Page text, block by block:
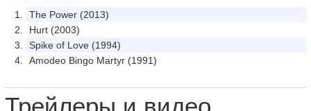
The Power (2013)
Hurt (2003)
Spike of Love (1994)
Amodeo Bingo Martyr (1991)